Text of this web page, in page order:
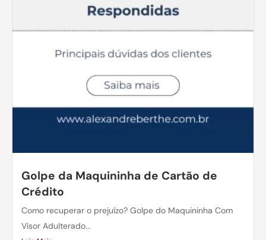
Golpe da Maquininha de Cartão de
Crédito
Como recuperar o prejuízo? Golpe do Maquininha Com
Visor Adulterado...